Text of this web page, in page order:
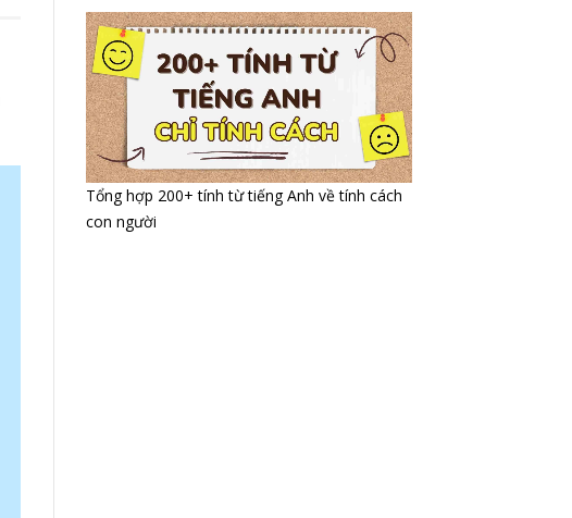
Tổng hợp 200+ tính từ tiếng Anh về tính cách
con người